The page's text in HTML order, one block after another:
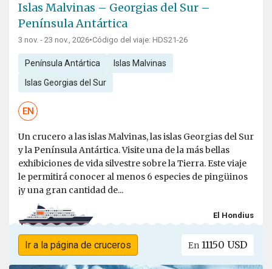
Islas Malvinas – Georgias del Sur –
Península Antártica
3 nov. - 23 nov., 2026•Código del viaje: HDS21-26
Península Antártica Islas Malvinas
Islas Georgias del Sur
EN
Un crucero a las islas Malvinas, las islas Georgias del Sur
y la Península Antártica. Visite una de la más bellas
exhibiciones de vida silvestre sobre la Tierra. Este viaje
le permitirá conocer al menos 6 especies de pingüinos
¡y una gran cantidad de...
El Hondius
Ir a la página de cruceros En 11150 USD